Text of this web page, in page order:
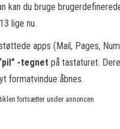
kan du bruge
lige nu.
apps (Mail, Pages,
-tegnet på tastaturet.
formatvindue åbnes.
fortsætter under annoncen